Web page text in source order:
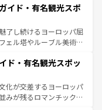
テンツ一覧を参照してほ
なフラメンコ、熱気あふ
が生活の一部となってい
雰囲気や、バルセロナの
は古代ローマ遺跡や中世
異なるスペインはその個
イド・有名観光スポ
了し続けるヨーロッパ屈
ェル塔やルーブル美術館
華麗な宮殿、歴史的な大
な自然が、訪れる者を心
美食の国としても知ら
文化遺産にも登録されて
ド・有名観光スポッ
化が交差するヨーロッパ
みが残るロマンチック街